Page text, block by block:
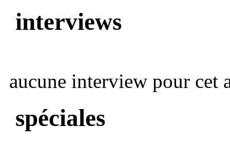
interviews
aucune interview pour cet
spéciales